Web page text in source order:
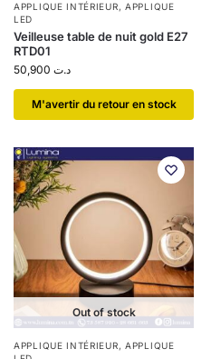
APPLIQUE INTÉRIEUR,APPLIQUE
LED
Veilleuse table de nuit gold E27
RTD01
د.ت
​M'avertir du retour en stock
Out of stock
APPLIQUE INTÉRIEUR,APPLIQUE